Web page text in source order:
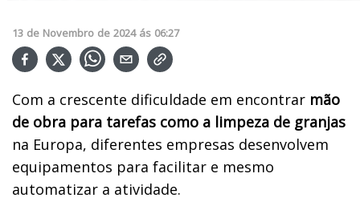
13 de Novembro de 2024 ás 06:27
Com a crescente dificuldade em encontrar mão
de obra para tarefas como a limpeza de granjas
na Europa, diferentes empresas desenvolvem
equipamentos para facilitar e mesmo
automatizar a atividade.